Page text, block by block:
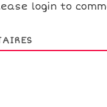
login to